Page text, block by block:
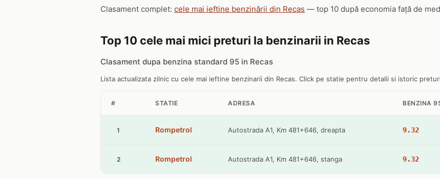
Clasament complet: cele mai ieftine benzinării din Recas — top 10 după economia față de
Top 10 cele mai mici preturi la benzinarii in Recas
Clasament dupa benzina standard 95 in Recas
Lista actualizata zilnic cu cele mai ieftine benzinarii din Recas. Click pe statie pentru detalii si istoric
# STATIE ADRESA BENZINA
1 Rompetrol Autostrada A1, Km 481+646, dreapta 9.32
2 Rompetrol Autostrada A1, Km 481+646, stanga 9.32